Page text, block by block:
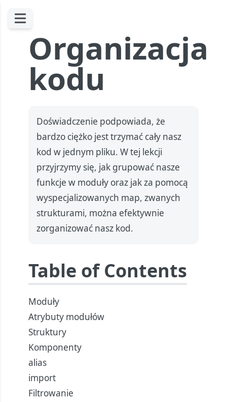
Organizacja
kodu
Doświadczenie podpowiada, że
bardzo ciężko jest trzymać cały nasz
kod w jednym pliku. W tej lekcji
przyjrzymy się, jak grupować nasze
funkcje w moduły oraz jak za pomocą
wyspecjalizowanych map, zwanych
strukturami, można efektywnie
zorganizować nasz kod.
Table of Contents
Moduły
Atrybuty modułów
Struktury
Komponenty
alias
import
Filtrowanie